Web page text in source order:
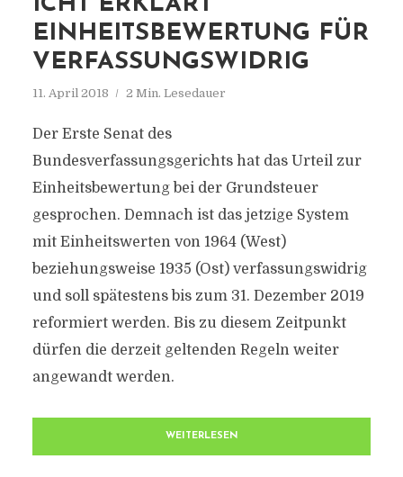
ICHT ERKLÄRT
EINHEITSBEWERTUNG FÜR
VERFASSUNGSWIDRIG
11. April 2018 2 Min. Lesedauer
Der Erste Senat des
Bundesverfassungsgerichts hat das Urteil zur
Einheitsbewertung bei der Grundsteuer
gesprochen. Demnach ist das jetzige System
mit Einheitswerten von 1964 (West)
beziehungsweise 1935 (Ost) verfassungswidrig
und soll spätestens bis zum 31. Dezember 2019
reformiert werden. Bis zu diesem Zeitpunkt
dürfen die derzeit geltenden Regeln weiter
angewandt werden.
WEITERLESEN